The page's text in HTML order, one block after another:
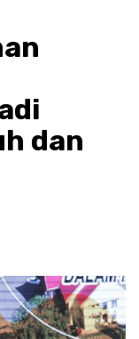
dan